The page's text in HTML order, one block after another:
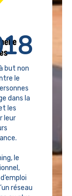
but non
le
dans la
les
leur
le
réseau